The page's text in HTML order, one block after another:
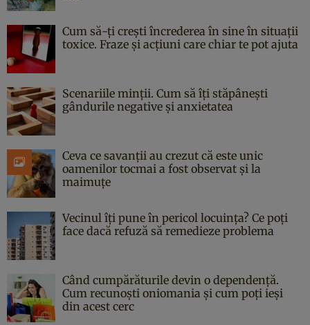
Cum să-ți crești încrederea în sine în situații
toxice. Fraze și acțiuni care chiar te pot ajuta
Scenariile minții. Cum să îți stăpânești
gândurile negative și anxietatea
Ceva ce savanții au crezut că este unic
oamenilor tocmai a fost observat și la
maimuțe
Vecinul îți pune în pericol locuința? Ce poți
face dacă refuză să remedieze problema
Când cumpărăturile devin o dependență.
Cum recunoști oniomania și cum poți ieși
din acest cerc